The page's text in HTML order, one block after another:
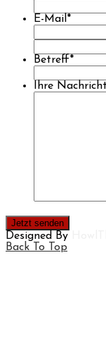
E-Mail *
Betreff*
Ihre Nachricht
Designed By
Back To Top